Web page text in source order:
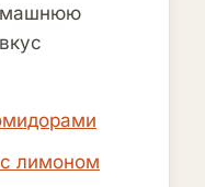
лимоном